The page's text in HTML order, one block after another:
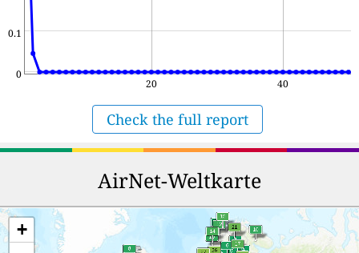
0
0.1
20 40
Check the full report
AirNet-Weltkarte
+